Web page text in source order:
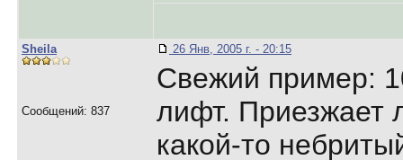
Sheila
Сообщений: 837
26 Янв, 2005 г. - 20:15
Свежий пример:
лифт. Приезжает
какой-то